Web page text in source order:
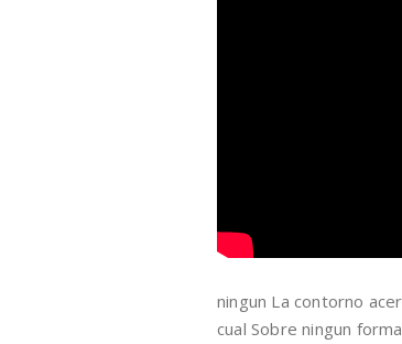
ningun La contorno
cual Sobre ningun